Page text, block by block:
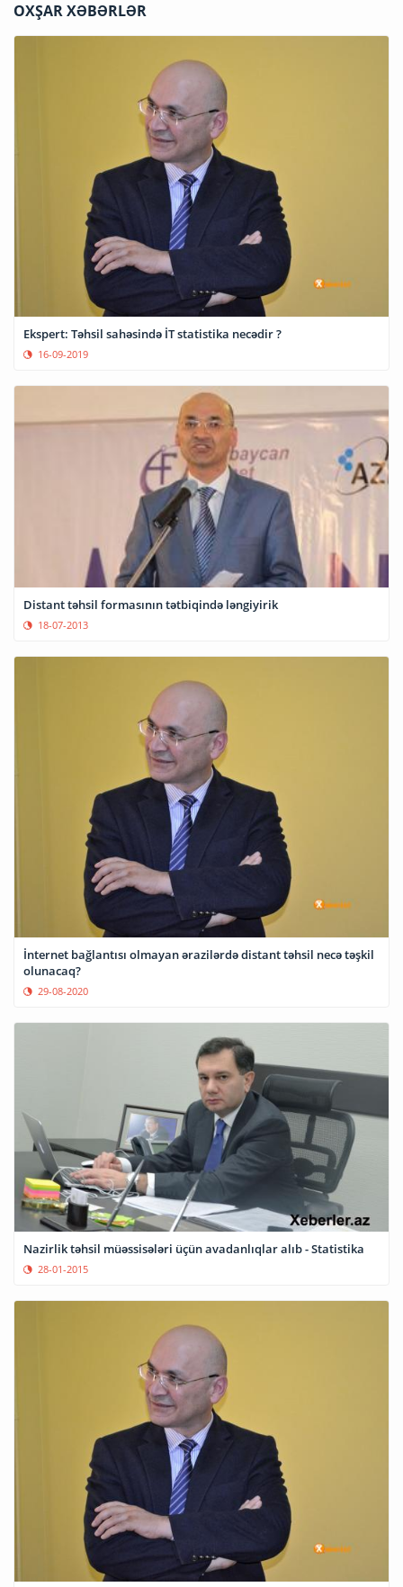
OXŞAR XƏBƏRLƏR
Ekspert: Təhsil sahəsində İT statistika necədir ?
16-09-2019
Distant təhsil formasının tətbiqində ləngiyirik
18-07-2013
İnternet bağlantısı olmayan ərazilərdə distant təhsil necə təşkil
olunacaq?
29-08-2020
Nazirlik təhsil müəssisələri üçün avadanlıqlar alıb - Statistika
28-01-2015